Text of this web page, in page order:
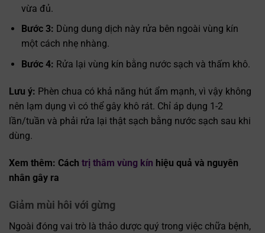
vừa đủ.
Bước 3: Dùng dung dịch này rửa bên ngoài vùng kín
một cách nhẹ nhàng.
Bước 4: Rửa lại vùng kín bằng nước sạch và thấm khô.
Lưu ý: Phèn chua có khả năng hút ẩm mạnh, vì vậy không
nên lạm dụng vì có thể gây khô rát. Chỉ áp dụng 1-2
lần/tuần và phải rửa lại thật sạch bằng nước sạch sau khi
dùng.
Xem thêm: Cách trị thâm vùng kín hiệu quả và nguyên
nhân gây ra
Giảm mùi hôi với gừng
Ngoài đóng vai trò là thảo dược quý trong việc chữa bệnh,